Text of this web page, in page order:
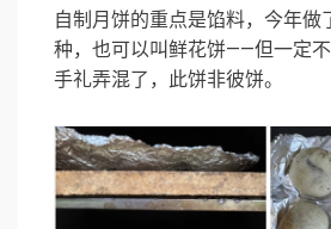
自制月饼的重点是馅料，今年做
种，也可以叫鲜花饼——但一定
手礼弄混了，此饼非彼饼。